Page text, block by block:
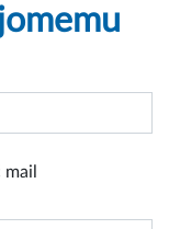
mail